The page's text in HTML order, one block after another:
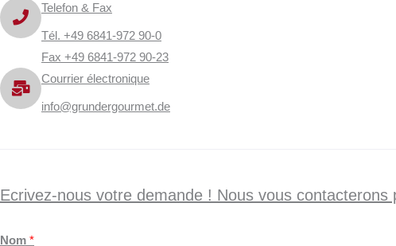
Telefon & Fax
Tél. +49 6841-972 90-0
Fax +49 6841-972 90-23
Courrier électronique
info@grundergourmet.de
Ecrivez-nous votre demande ! Nous vous
Nom *